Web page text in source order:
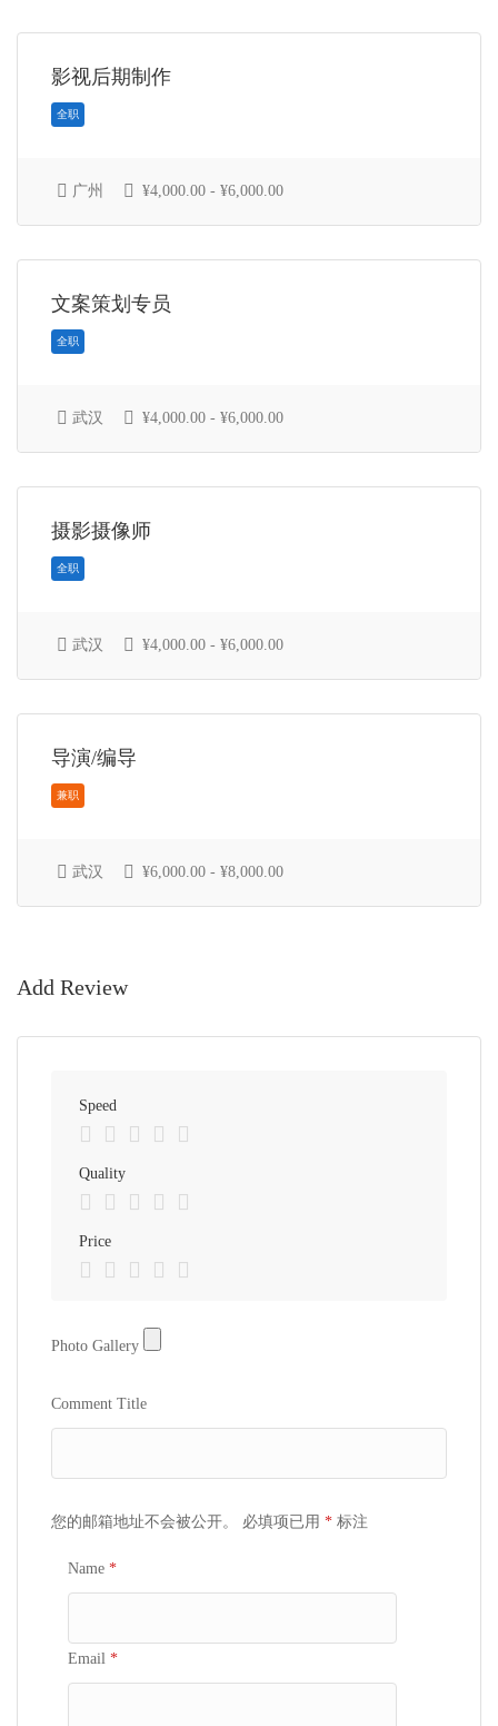
影视后期制作
全职
广州 ¥4,000.00 - ¥6,000.00
文案策划专员
武汉 ¥4,000.00 - ¥6,000.00
摄影摄像师
武汉 ¥4,000.00 - ¥6,000.00
导演/编导
武汉 ¥6,000.00 - ¥8,000.00
Add Review
Speed
Quality
Price
Photo Gallery
Photo Gallery
Comment Title
您的邮箱地址不会被公开。 必填项已用 * 标注
Name *
Email *